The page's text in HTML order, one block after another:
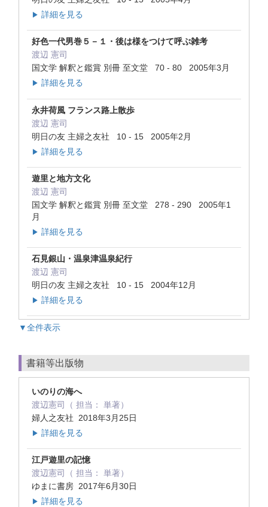
▶ 詳細を見る
好色一代男巻５－１・後は様をつけて呼ぶ雑考
渡辺 憲司
国文学 解釈と鑑賞 別冊 至文堂 70 - 80 2005年3月
▶ 詳細を見る
永井荷風 フランス路上散歩
渡辺 憲司
明日の友 主婦之友社 10 - 15 2005年2月
▶ 詳細を見る
遊里と地方文化
渡辺 憲司
国文学 解釈と鑑賞 別冊 至文堂 278 - 290 2005年1
月
▶ 詳細を見る
石見銀山・温泉津温泉紀行
渡辺 憲司
明日の友 主婦之友社 10 - 15 2004年12月
▶ 詳細を見る
▼全件表示
書籍等出版物
いのりの海へ
渡辺憲司（ 担当： 単著）
婦人之友社 2018年3月25日
▶ 詳細を見る
江戸遊里の記憶
渡辺憲司（ 担当： 単著）
ゆまに書房 2017年6月30日
▶ 詳細を見る